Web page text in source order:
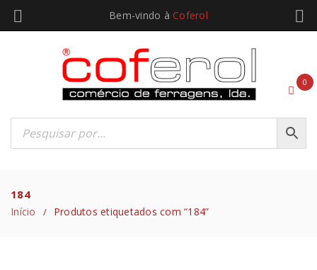
Bem-vindo à Coferol
0
184
Início / Produtos etiquetados com “184”